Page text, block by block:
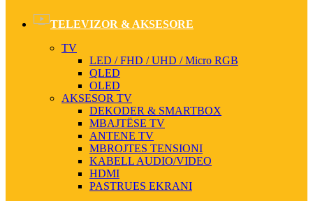
TELEVIZOR & AKSESORE
TV
LED / FHD / UHD / Micro RGB
QLED
OLED
AKSESOR TV
DEKODER & SMARTBOX
MBAJTËSE TV
ANTENE TV
MBROJTES TENSIONI
KABELL AUDIO/VIDEO
HDMI
PASTRUES EKRANI